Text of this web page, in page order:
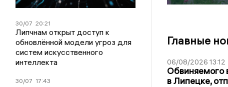
30/07 20:21
Липчнам открыт доступ к
обновлённой модели угроз для
систем искусственного
интеллекта
30/07 17:43
Главные
06/08/2026 13:12
Обвиняемого
в Липецке,